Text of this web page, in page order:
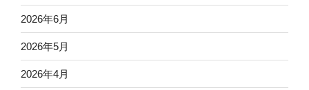
2026年6月
2026年5月
2026年4月